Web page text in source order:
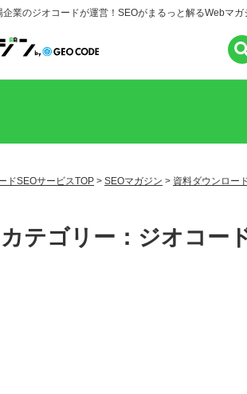
業のジオコードが運営！ SEOがまるっと解るWebマガ
ドSEOサービスTOP > SEOマガジン > 資料ダウンロー
カテゴリー：ジオコー